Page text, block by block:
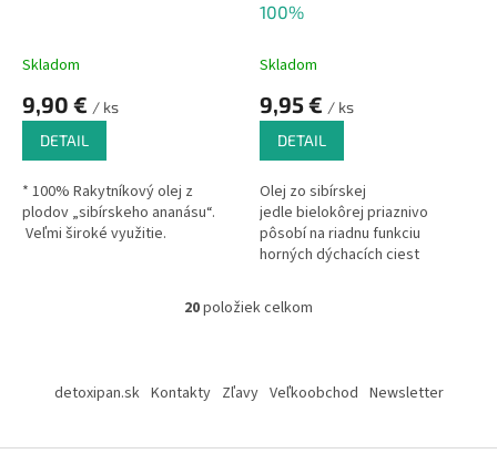
Skladom
9,90 € / ks
DETAIL
* 100% Rakytníkový olej z
plodov „sibírskeho ananásu“.
Veľmi široké využitie.
100%
Skladom
9,95 € / ks
DETAIL
Olej zo sibírskej
jedle bielokôrej priaznivo
pôsobí na riadnu funkciu
horných dýchacích ciest
spoľahlivým spojencom
v obdobiach striedania počasia,
O
d
c
20položiek celkom
detoxipan.sk Kontakty Zľavy Veľkoobchod Newsletter